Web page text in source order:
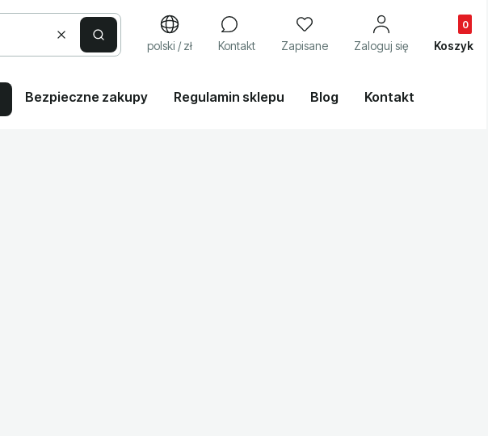
WyczyśćSzukaj polski / zł Kontakt Zapisane Zaloguj się Koszyk
Bezpieczne zakupy Regulamin sklepu Blog Kontakt